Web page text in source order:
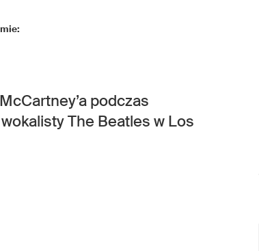
podczas
The Beatles w Los